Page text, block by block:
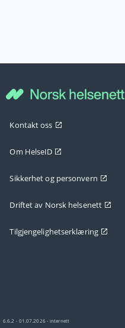
Kontakt oss
Om HelseID
Sikkerhet og personvern
Driftet av Norsk helsenett
Tilgjengelighetserklæring
6.6.2 - 01.07.2026 - internett